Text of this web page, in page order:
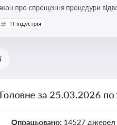
про спрощення процедури
IT-індустрія
Головне за 25.03.2026 по
Опрацьовано: 14527 джерел